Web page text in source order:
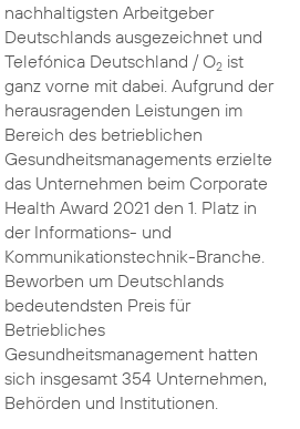
nachhaltigsten Arbeitgeber
Deutschlands ausgezeichnet und
Telefónica Deutschland / O2ist
ganz vorne mit dabei. Aufgrund der
herausragenden Leistungen im
Bereich des betrieblichen
Gesundheitsmanagements erzielte
das Unternehmen beim Corporate
Health Award 2021 den 1. Platz in
der Informations- und
Kommunikationstechnik-Branche.
Beworben um Deutschlands
bedeutendsten Preis für
Betriebliches
Gesundheitsmanagement hatten
sich insgesamt 354 Unternehmen,
Behörden und Institutionen.